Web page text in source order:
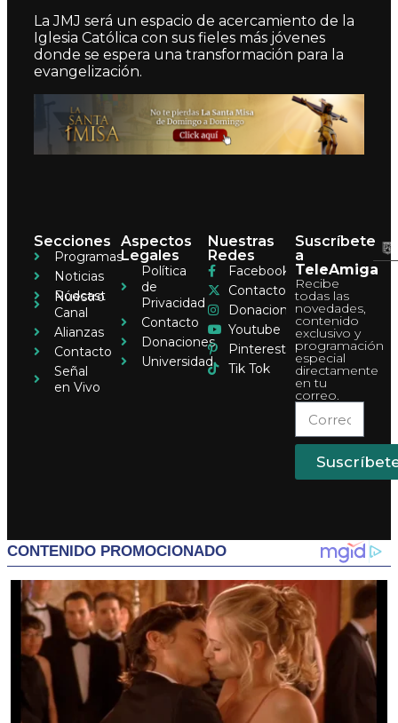
La JMJ será un espacio de acercamiento de la
Iglesia Católica con sus fieles más jóvenes
donde se espera una transformación para la
evangelización.
Secciones
Programas
Noticias
Pódcast
Nuestro
Canal
Alianzas
Contacto
Señal
en Vivo
Aspectos
Legales
Política
de
Privacidad
Contacto
Donaciones
Universidad
Nuestras
Redes
Facebook
Contacto
Donaciones
Youtube
Pinterest
Tik Tok
Suscríbete
a
TeleAmiga
Recibe
todas las
novedades,
contenido
exclusivo y
programación
especial
directamente
en tu
correo.